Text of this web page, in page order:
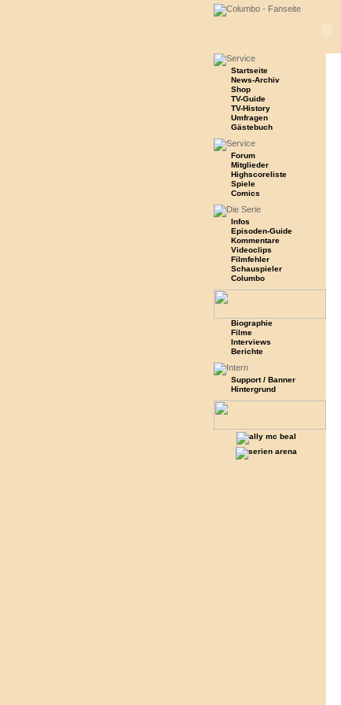
Startseite
News-Archiv
Shop
TV-Guide
TV-History
Umfragen
Gästebuch
Forum
Mitglieder
Highscoreliste
Spiele
Comics
Infos
Episoden-Guide
Kommentare
Videoclips
Filmfehler
Schauspieler
Columbo
Biographie
Filme
Interviews
Berichte
Support / Banner
Hintergrund